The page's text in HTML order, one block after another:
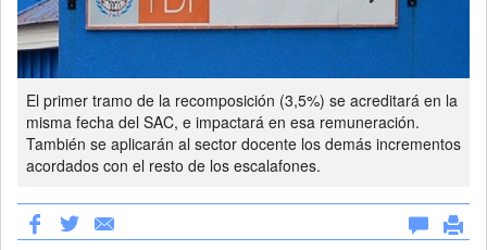
El primer tramo de la recomposición (3,5%) se acreditará en la
misma fecha del SAC, e impactará en esa remuneración.
También se aplicarán al sector docente los demás incrementos
acordados con el resto de los escalafones.